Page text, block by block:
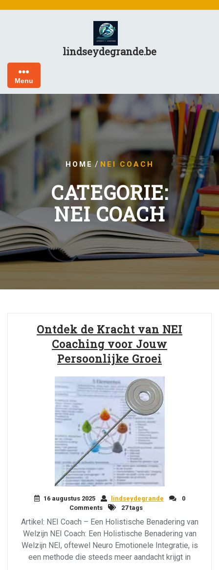
lindseydegrande.be
Menu
HOME/ NEI COACH
CATEGORIE:
NEI COACH
Ontdek de Kracht van NEI
Coaching voor Jouw
Persoonlijke Groei
16 augustus 2025 lindseydegrande
0
Comments
27 tags
Artikel: NEI Coach – Een Holistische Benadering van
Welzijn NEI Coach: Een Holistische Benadering van
Welzijn NEI, oftewel Neuro Emotionele Integratie, is
een methode die steeds meer aandacht krijgt in